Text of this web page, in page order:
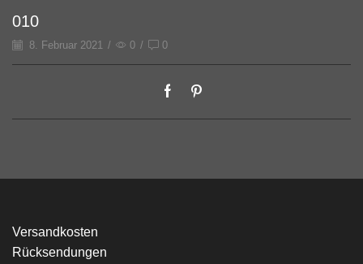
010
8. Februar 2021 / 0 / 0
Versandkosten
Rücksendungen